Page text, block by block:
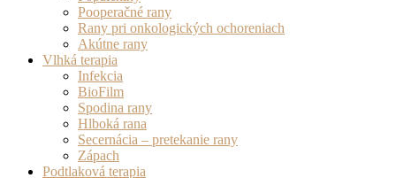
Pooperačné rany
Rany pri onkologických ochoreniach
Akútne rany
Vlhká terapia
Infekcia
BioFilm
Spodina rany
Hlboká rana
Secernácia – pretekanie rany
Zápach
Podtlaková terapia